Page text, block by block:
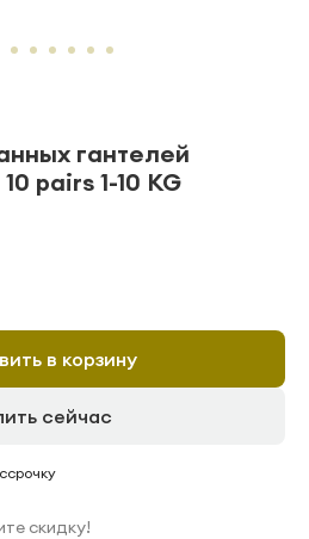
гантелей
pairs 1-10 KG
в корзину
сейчас
скидку!